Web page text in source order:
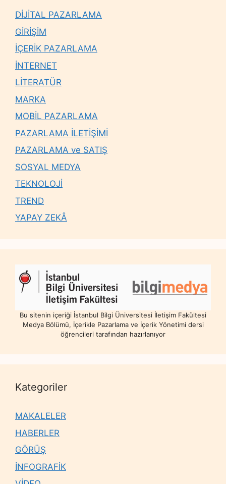
DİJİTAL PAZARLAMA
GİRİŞİM
İÇERİK PAZARLAMA
İNTERNET
LİTERATÜR
MARKA
MOBİL PAZARLAMA
PAZARLAMA İLETİŞİMİ
PAZARLAMA ve SATIŞ
SOSYAL MEDYA
TEKNOLOJİ
TREND
YAPAY ZEKÂ
Bu sitenin içeriği İstanbul Bilgi Üniversitesi İletişim Fakültesi
Medya Bölümü, İçerikle Pazarlama ve İçerik Yönetimi dersi
öğrencileri tarafından hazırlanıyor
Kategoriler
MAKALELER
HABERLER
GÖRÜŞ
İNFOGRAFİK